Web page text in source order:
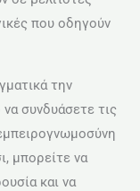
που οδηγούν
την
να συνδυάσετε τις
μπορείτε να
και να